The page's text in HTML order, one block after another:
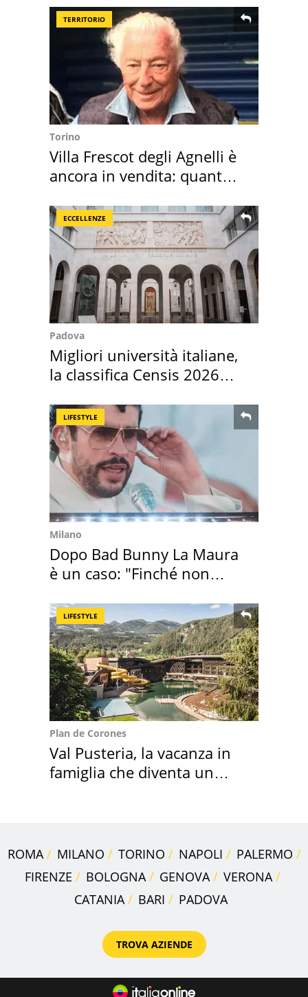
TERRITORIO
Torino
Villa Frescot degli Agnelli è
ancora in vendita: quanto
ECCELLENZE
Padova
Migliori università italiane,
la classifica Censis 2026
LIFESTYLE
Milano
Dopo Bad Bunny La Maura
è un caso: "Finché non
LIFESTYLE
Plan de Corones
Val Pusteria, la vacanza in
famiglia che diventa un
ROMA MILANO TORINO NAPOLI
PALERMO
FIRENZE
BOLOGNA GENOVA
VERONA
CATANIA
BARI PADOVA
TROVA AZIENDE